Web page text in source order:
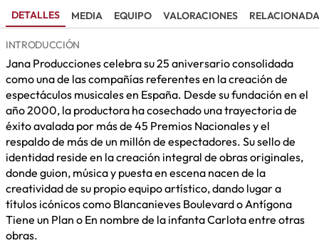
DETALLES MEDIA EQUIPO VALORACIONES
INTRODUCCIÓN
Jana Producciones celebra su 25 aniversario consolidada
como una de las compañías referentes en la creación de
espectáculos musicales en España. Desde su fundación en el
año 2000, la productora ha cosechado una trayectoria de
éxito avalada por más de 45 Premios Nacionales y el
respaldo de más de un millón de espectadores. Su sello de
identidad reside en la creación integral de obras originales,
donde guion, música y puesta en escena nacen de la
creatividad de su propio equipo artístico, dando lugar a
títulos icónicos como Blancanieves Boulevard o Antígona
Tiene un Plan o En nombre de la infanta Carlota entre otras
obras.